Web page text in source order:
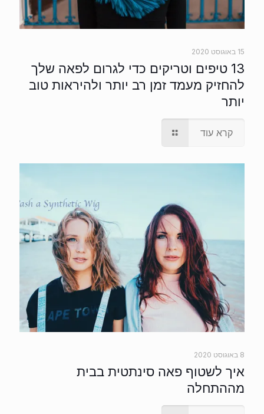
15 באוגוסט 2020
13 טיפים וטריקים כדי לגרום לפאה שלך
להחזיק מעמד זמן רב יותר ולהיראות טוב
יותר
קרא עוד
8 באוגוסט 2020
איך לשטוף פאה סינתטית בבית
מההתחלה